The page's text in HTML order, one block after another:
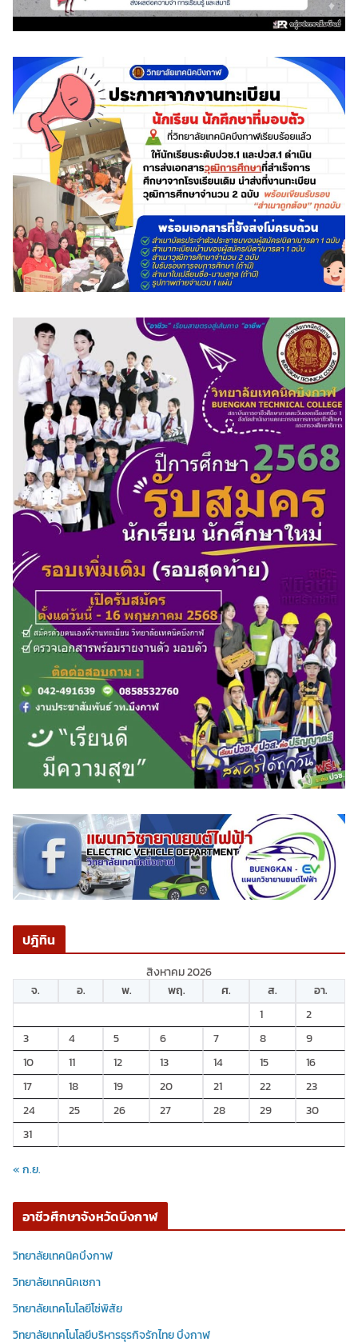
ปฎิทิน
สิงหาคม 2026
จ.
อ. พ. พฤ. ศ. ส.
อา.
1
2
3
4 5 6 7 8
9
10
11 12 13 14 15
16
17
18 19 20 21 22
23
24
25 26 27 28 29
30
31
« ก.ย.
อาชีวศึกษาจังหวัดบึงกาฬ
วิทยาลัยเทคนิคบึงกาฬ
วิทยาลัยเทคนิคเซกา
วิทยาลัยเทคโนโลยีโซ่พิสัย
วิทยาลัยเทคโนโลยีบริหารธุรกิจรักไทย บึงกาฬ